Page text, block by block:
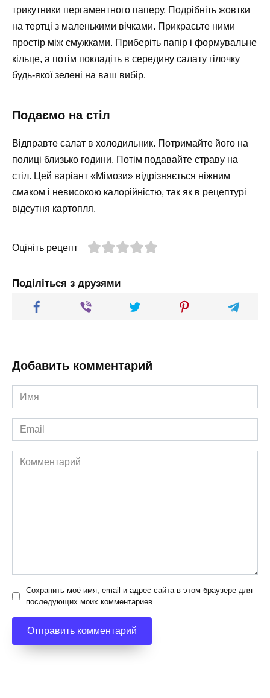
трикутники пергаментного паперу. Подрібніть жовтки
на тертці з маленькими вічками. Прикрасьте ними
простір між смужками. Приберіть папір і формувальне
кільце, а потім покладіть в середину салату гілочку
будь-якої зелені на ваш вибір.
Подаємо на стіл
Відправте салат в холодильник. Потримайте його на
полиці близько години. Потім подавайте страву на
стіл. Цей варіант «Мімози» відрізняється ніжним
смаком і невисокою калорійністю, так як в рецептурі
відсутня картопля.
Оцініть рецепт
Поділіться з друзями
Добавить комментарий
Имя
*
Email
*
Комментарий
Сохранить моё имя, email и адрес сайта в этом браузере для
последующих моих комментариев.